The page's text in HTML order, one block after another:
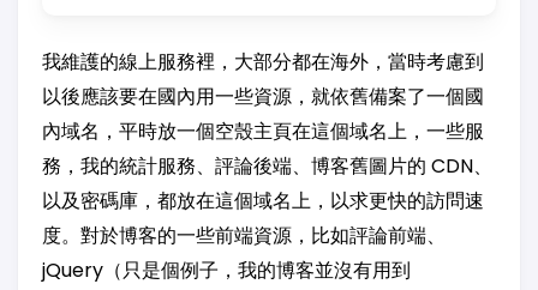
我維護的線上服務裡，大部分都在海外，當時考慮到
以後應該要在國內用一些資源，就依舊備案了一個國
內域名，平時放一個空殼主頁在這個域名上，一些服
務，我的統計服務、評論後端、博客舊圖片的 CDN、
以及密碼庫，都放在這個域名上，以求更快的訪問速
度。對於博客的一些前端資源，比如評論前端、
jQuery（只是個例子，我的博客並沒有用到